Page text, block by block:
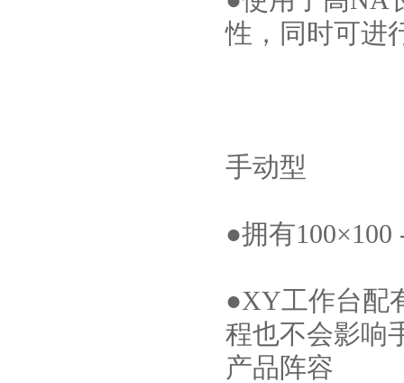
性，同时可进
手动型
●拥有
●XY工作台配
程也不会影响
产品阵容